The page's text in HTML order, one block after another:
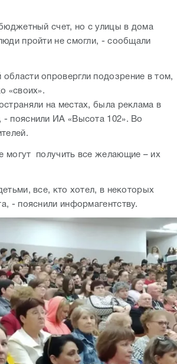
счет, но с улицы в дома
пройти не смогли, - сообщали
опровергли подозрение в том,
«своих».
на местах, была реклама в
пояснили ИА «Высота 102». Во
могут получить все желающие – их
все, кто хотел, в некоторых
- пояснили информагентству.